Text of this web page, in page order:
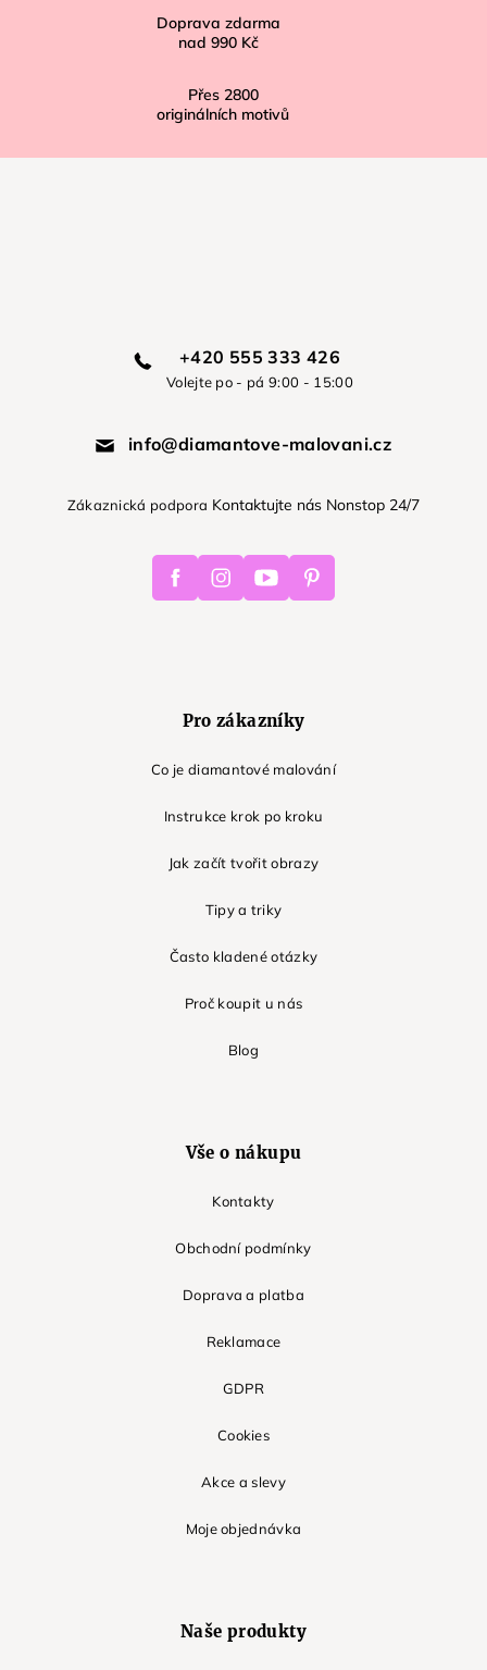
Doprava zdarma
nad 990 Kč
Přes 2800
originálních motivů
+420 555 333 426
Volejte po - pá 9:00 - 15:00
info@diamantove-malovani.cz
Zákaznická podpora Kontaktujte nás Nonstop 24/7
FacebookInstagramYoutube Pinterest
Pro zákazníky
Co je diamantové malování
Instrukce krok po kroku
Jak začít tvořit obrazy
Tipy a triky
Často kladené otázky
Proč koupit u nás
Blog
Vše o nákupu
Kontakty
Obchodní podmínky
Doprava a platba
Reklamace
GDPR
Cookies
Akce a slevy
Moje objednávka
Naše produkty